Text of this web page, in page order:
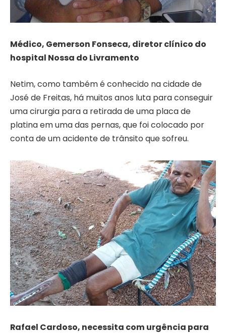
Médico, Gemerson Fonseca, diretor clínico do
hospital Nossa do Livramento
Netim, como também é conhecido na cidade de
José de Freitas, há muitos anos luta para conseguir
uma cirurgia para a retirada de uma placa de
platina em uma das pernas, que foi colocado por
conta de um acidente de trânsito que sofreu.
Rafael Cardoso, necessita com urgência para